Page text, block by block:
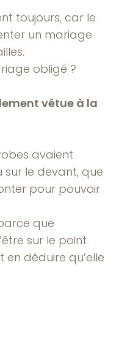
toujours, car le
un mariage
obligé ?
vêtue à la
avaient
sur le devant, que
pour pouvoir
que
sur le point
en déduire qu’elle